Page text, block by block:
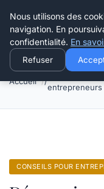
Henry Panky
Accueil
entrepreneurs
CONSEILS POUR
Nous utilisons des
navigation. En
confidentialité. En
Refuser